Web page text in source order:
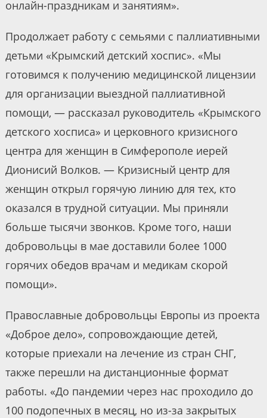
онлайн-праздникам и занятиям».
Продолжает работу с семьями с паллиативными
детьми «Крымский детский хоспис». «Мы
готовимся к получению медицинской лицензии
для организации выездной паллиативной
помощи, — рассказал руководитель «Крымского
детского хосписа» и церковного кризисного
центра для женщин в Симферополе иерей
Дионисий Волков. — Кризисный центр для
женщин открыл горячую линию для тех, кто
оказался в трудной ситуации. Мы приняли
больше тысячи звонков. Кроме того, наши
добровольцы в мае доставили более 1000
горячих обедов врачам и медикам скорой
помощи».
Православные добровольцы Европы из проекта
«Доброе дело», сопровождающие детей,
которые приехали на лечение из стран СНГ,
также перешли на дистанционные формат
работы. «До пандемии через нас проходило до
100 подопечных в месяц, но из-за закрытых